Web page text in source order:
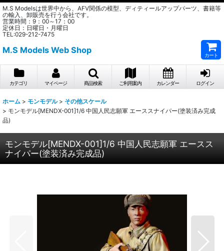
M.S Modelsは世界中から、AFV関係の模型、ディティールアップパーツ、書籍等
の輸入、卸販売を行う会社です。
営業時間：9：00～17：00
定休日：日曜日・月曜日
TEL:029-212-7475
M.S Models Web Shop
カート
カテゴリ マイページ 商品検索 ご利用案内 カレンダー ログイン
ホーム > モンモデル > その他スケール
> モンモデル[MENDX-001]1/6 中国人民志願軍 エーススナイパー(塗装済み完成
品)
モンモデル[MENDX-001]1/6 中国人民志願軍 エースス
ナイパー(塗装済み完成品)